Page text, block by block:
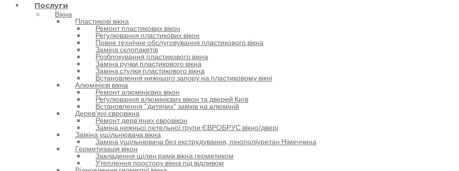
Послуги
Вікна
Пластикові вікна
Ремонт пластикових вікон
Регулювання пластикових вікон
Повне технічне обслуговування пластикового вікна
Заміна склопакетів
Розблокування пластикового вікна
Заміна ручки пластикового вікна
Заміна стулки пластикового вікна
Встановлення нижнього запору на пластиковому вікні
Алюмінієві вікна
Ремонт алюмінієвих вікон
Регулювання алюмінієвих вікон та дверей Київ
Встановлення “дитячих” замків на алюміній
Деревʼяні євровікна
Ремонт дервʼяних євровікон
Заміна нижньої петельної групи ЄВРОБРУС вікно/двері
Заміна ущільнювача вікна
Заміна ущільнювача без екструдування, пінополіуретан Німеччина
Герметизація вікон
Закладення щілин рами вікна герметиком
Утеплення простору вікна під відливом